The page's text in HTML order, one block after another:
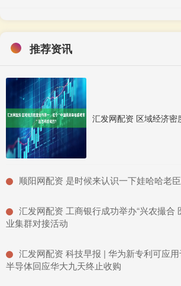
推荐资讯
顺阳网配资 是时候来认识一下娃哈哈老臣
汇发网配资 工商银行成功举办“兴农撮合
业集群对接活动
汇发网配资 科技早报 | 华为新专利可应
半导体回应华大九天终止收购